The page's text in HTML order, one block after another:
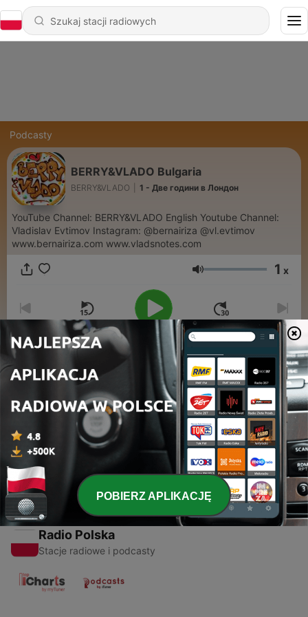
Podcasty
BERRY&VLADO Bulgaria
BERRY&VLADO 1 - Две години в Лондон
YouTube Channel: BERRY&VLADO English Youtube Channel:
Vladislav Evtimov Instagram: @bernairiza @vl.evtimov
www.bernairiza.com www.vladsnotes.com
Głośność 1 x
00:00 00:00
Две години в Лондон
18 sty 2021
Radio Polska
Stacje radiowe i podcasty
POBIERZ APLIKACJĘ